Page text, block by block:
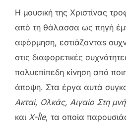
Η μουσική της Χριστίνας
από τη θάλασσα ως πηγή
αφόρμηση, εστιάζονταs
στις διαφορετικές
πολυεπίπεδη κίνηση από
άποψη. Στα έργα αυτά
Ακταί, Ολκάς, Αιγαίο Στη
και X-Île, τα οποία